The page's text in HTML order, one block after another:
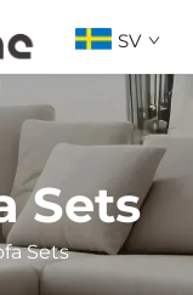
SV
Sets
Sets